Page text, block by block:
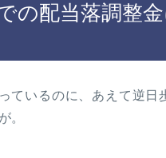
の配当落調整
ているのに、あえて逆日
。